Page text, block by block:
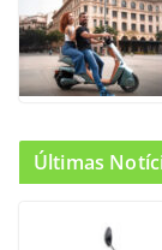
Últimas